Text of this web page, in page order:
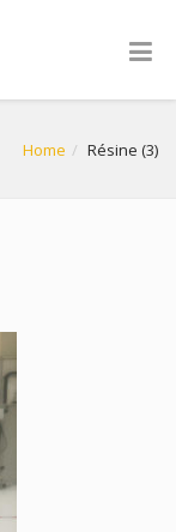
Home Résine (3)